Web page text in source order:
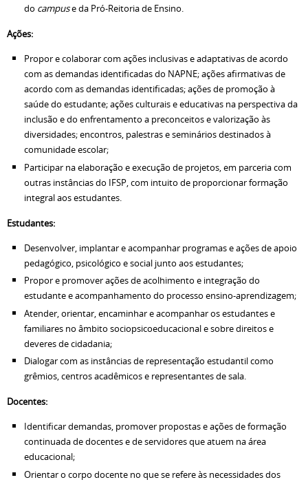
do campuse da Pró-Reitoria de Ensino.
Ações:
Propor e colaborar com ações inclusivas e adaptativas de acordo
com as demandas identificadas do NAPNE; ações afirmativas de
acordo com as demandas identificadas; ações de promoção à
saúde do estudante; ações culturais e educativas na perspectiva da
inclusão e do enfrentamento a preconceitos e valorização às
diversidades; encontros, palestras e seminários destinados à
comunidade escolar;
Participar na elaboração e execução de projetos, em parceria com
outras instâncias do IFSP, com intuito de proporcionar formação
integral aos estudantes.
Estudantes:
Desenvolver, implantar e acompanhar programas e ações de apoio
pedagógico, psicológico e social junto aos estudantes;
Propor e promover ações de acolhimento e integração do
estudante e acompanhamento do processo ensino-aprendizagem;
Atender, orientar, encaminhar e acompanhar os estudantes e
familiares no âmbito sociopsicoeducacional e sobre direitos e
deveres de cidadania;
Dialogar com as instâncias de representação estudantil como
grêmios, centros acadêmicos e representantes de sala.
Docentes:
Identificar demandas, promover propostas e ações de formação
continuada de docentes e de servidores que atuem na área
educacional;
Orientar o corpo docente no que se refere às necessidades dos